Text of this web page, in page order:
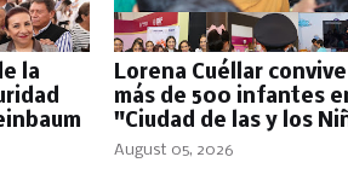
la
Lorena Cuéllar
más de 500 infantes
"Ciudad de las y los
August 05, 2026